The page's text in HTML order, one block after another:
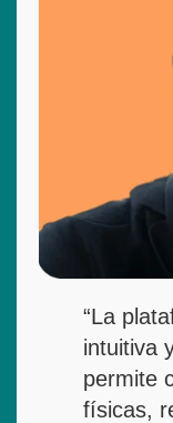
“La
intuitiva
permite
físicas,